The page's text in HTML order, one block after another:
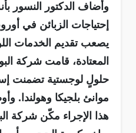
وأضاف الدكتور النسور
إحتياجات الزبائن في
يصعب تقديم الخدمات
المعتادة، قامت شركة
حلولٍ لوجستية تضمنت
موانئ بلجيكا وهولندا.
هذا الإجراء مكّن شركة